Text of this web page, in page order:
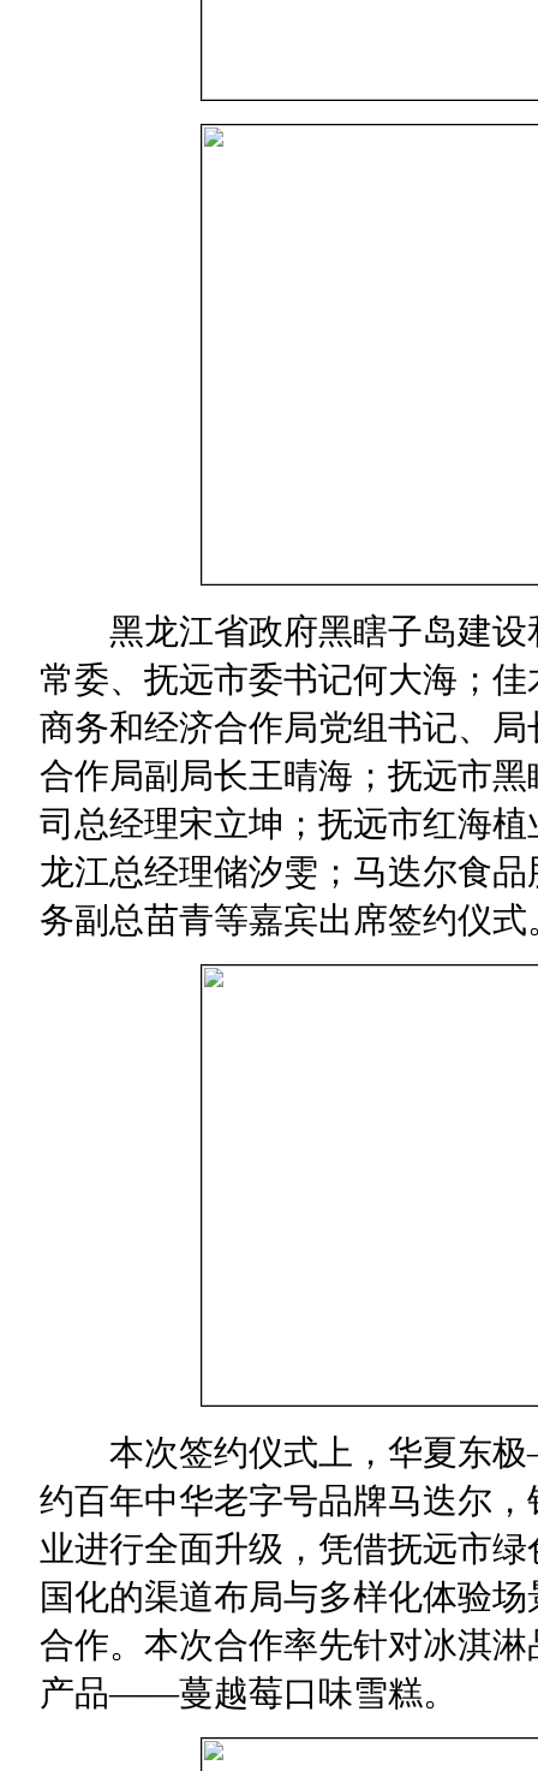
黑龙江省政府黑瞎子岛建设
常委、抚远市委书记何大海；
商务和经济合作局党组书记、
合作局副局长王晴海；抚远市
司总经理宋立坤；抚远市红海
龙江总经理储汐雯；马迭尔食
务副总苗青等嘉宾出席签约仪式
本次签约仪式上，华夏东极
约百年中华老字号品牌马迭尔
业进行全面升级，凭借抚远市
国化的渠道布局与多样化体验
合作。本次合作率先针对冰淇
产品——蔓越莓口味雪糕。